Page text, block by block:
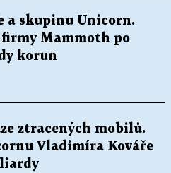
a skupinu Unicorn.
Mammoth po
korun
ztracených mobilů.
Vladimíra Kováře